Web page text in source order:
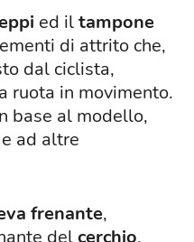
ed iltampone
di attrito che,
dal ciclista,
ruota in movimento.
base al modello,
ad altre
frenante,
delcerchio,